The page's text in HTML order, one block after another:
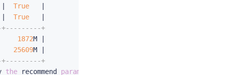
True
True
+
| 1872M |
| 25609
+
the recommend parameters